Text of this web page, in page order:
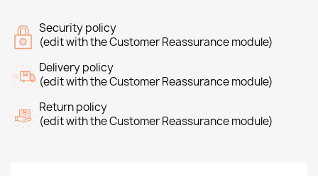
Security policy
(edit with the Customer Reassurance module)
Delivery policy
(edit with the Customer Reassurance module)
Return policy
(edit with the Customer Reassurance module)